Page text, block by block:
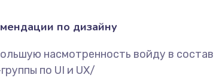
по дизайну
насмотренность войду в состав
по UI и UX/